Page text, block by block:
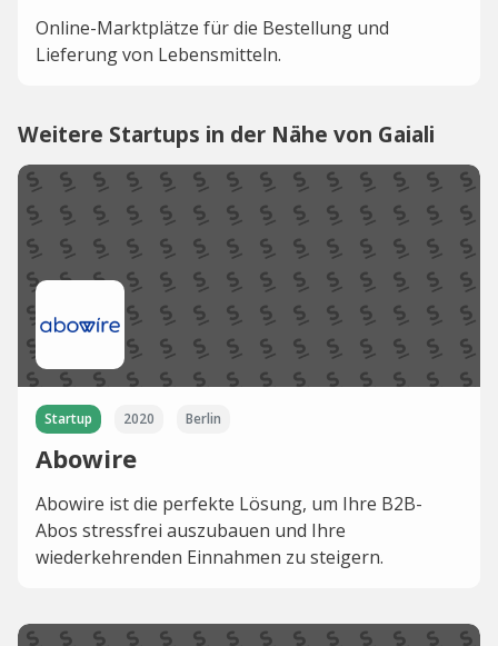
Online-Marktplätze für die Bestellung und
Lieferung von Lebensmitteln.
Weitere Startups in der Nähe von Gaiali
Startup 2020 Berlin
Abowire
Abowire ist die perfekte Lösung, um Ihre B2B-
Abos stressfrei auszubauen und Ihre
wiederkehrenden Einnahmen zu steigern.